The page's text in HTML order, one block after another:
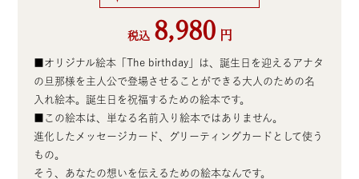
税込 8,980 円
■オリジナル絵本「The birthday」は、誕生日を迎えるアナタ
の旦那様を主人公で登場させることができる大人のための名
入れ絵本。誕生日を祝福するための絵本です。
■この絵本は、単なる名前入り絵本ではありません。
進化したメッセージカード、グリーティングカードとして使う
もの。
そう、あなたの想いを伝えるための絵本なんです。